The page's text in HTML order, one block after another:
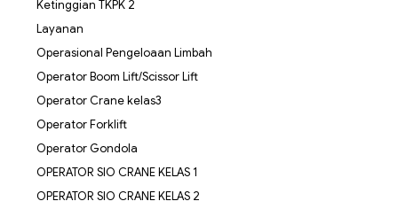
Ketinggian TKPK 2
Layanan
Operasional Pengeloaan Limbah
Operator Boom Lift/Scissor Lift
Operator Crane kelas3
Operator Forklift
Operator Gondola
OPERATOR SIO CRANE KELAS 1
OPERATOR SIO CRANE KELAS 2